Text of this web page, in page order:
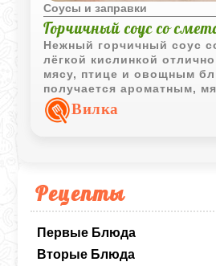
Рецепты
Первые Блюда
Вторые Блюда
Соусы и заправки
Горчичный соус со
Нежный горчичный соус
лёгкой кислинкой
мясу, птице и овощным
получается ароматным,
приятной пикантностью.
Вилка